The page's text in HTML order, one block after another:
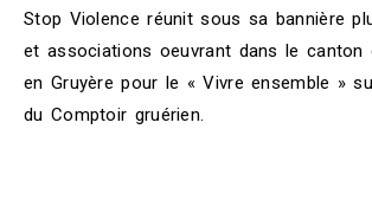
Stop Violence réunit sous sa bannière
et associations oeuvrant dans le canton
en Gruyère pour le « Vivre ensemble »
du Comptoir gruérien.